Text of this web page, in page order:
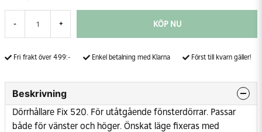
- + KÖP NU
Fri frakt över 499:- Enkel betalning med Klarna Först till kvarn gäller!
Beskrivning
Dörrhållare Fix 520. För utåtgående fönsterdörrar. Passar
både för vänster och höger. Önskat läge fixeras med